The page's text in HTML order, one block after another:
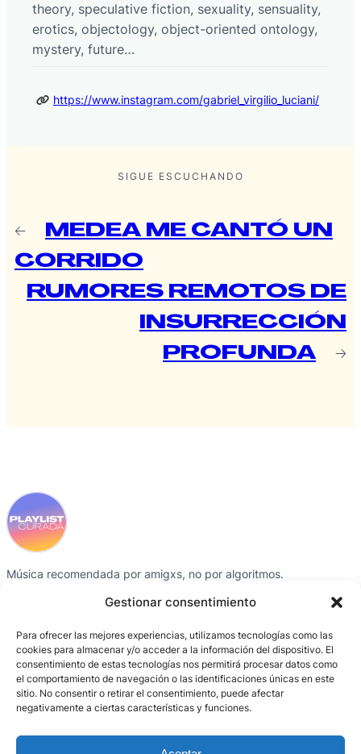
Gestionar consentimiento
Para ofrecer las mejores experiencias, utilizamos tecnologías como las
cookies para almacenar y/o acceder a la información del dispositivo. El
consentimiento de estas tecnologías nos permitirá procesar datos como
el comportamiento de navegación o las identificaciones únicas en este
sitio. No consentir o retirar el consentimiento, puede afectar
negativamente a ciertas características y funciones.
theory, speculative fiction, sexuality, sensuality,
erotics, objectology, object-oriented ontology,
mystery, future…
https://www.instagram.com/gabriel_virgilio_luciani/
SIGUE ESCUCHANDO
←
MEDEA ME CANTÓ UN
CORRIDO
RUMORES REMOTOS DE
INSURRECCIÓN
PROFUNDA
→
Música recomendada por amigxs, no por algoritmos.
SECCIONES
Playlists
Colaboradorxs
Activaciones
Sobre el proyecto
CRÉDITOS
Gris García
BCN Producció /
Entornos digitales
CONTACTO
Instagram
Spotify